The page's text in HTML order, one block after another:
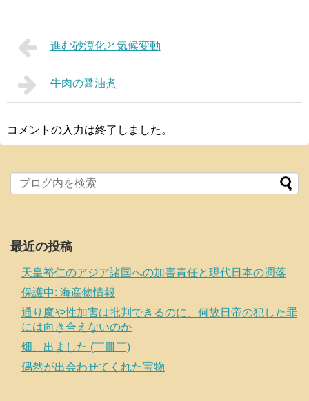
進む砂漠化と気候変動
牛肉の醤油煮
コメントの入力は終了しました。
最近の投稿
天皇裕仁のアジア諸国への加害責任と現代日本の凋落
保護中: 海産物情報
通り魔や性加害は批判できるのに、何故日帝の犯した罪
には向き合えないのか
畑、出ました (￣皿￣)
偶然が出会わせてくれた宝物